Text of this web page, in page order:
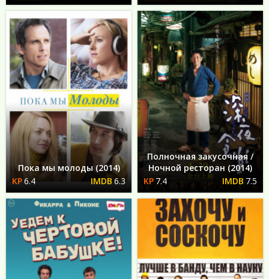
Пока мы молоды (2014)
6.4
6.3
Полночная закусочная /
Ночной ресторан (2014)
7.4
7.5